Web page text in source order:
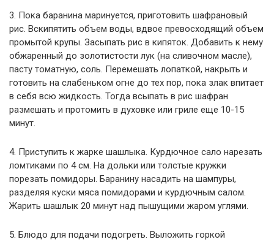
3. Пока баранина маринуется, приготовить шафрановый
рис. Вскипятить объем воды, вдвое превосходящий объем
промытой крупы. Засыпать рис в кипяток. Добавить к нему
обжаренный до золотистости лук (на сливочном масле),
пасту томатную, соль. Перемешать лопаткой, накрыть и
готовить на слабеньком огне до тех пор, пока злак впитает
в себя всю жидкость. Тогда всыпать в рис шафран
размешать и протомить в духовке или гриле еще 10-15
минут.
4. Приступить к жарке шашлыка. Курдючное сало нарезать
ломтиками по 4 см. На дольки или толстые кружки
порезать помидоры. Баранину насадить на шампуры,
разделяя куски мяса помидорами и курдючным салом.
Жарить шашлык 20 минут над пышущими жаром углями.
5. Блюдо для подачи подогреть. Выложить горкой